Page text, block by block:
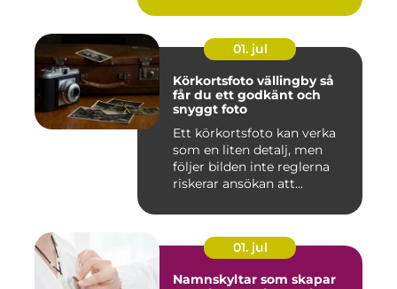
01. jul
Körkortsfoto vällingby så
får du ett godkänt och
snyggt foto
Ett körkortsfoto kan verka
som en liten detalj, men
följer bilden inte reglerna
riskerar ansökan att...
01. jul
Namnskyltar som skapar